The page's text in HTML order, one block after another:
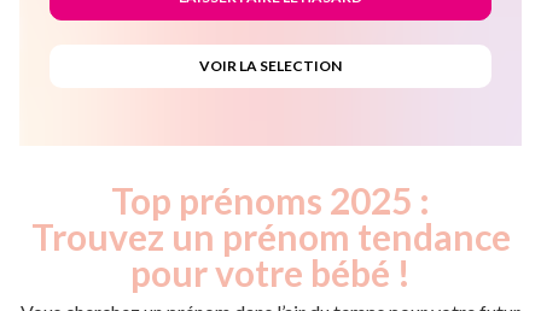
Top prénoms 2025 :
Trouvez un prénom tendance
pour votre bébé !